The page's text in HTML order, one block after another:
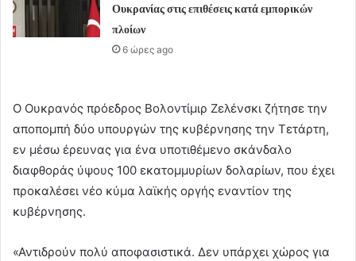
Ουκρανίας στις επιθέσεις κατά εμπορικών
πλοίων
6 ώρες ago
Ο Ουκρανός πρόεδρος Βολοντίμιρ Ζελένσκι ζήτησε την
αποπομπή δύο υπουργών της κυβέρνησης την Τετάρτη,
εν μέσω έρευνας για ένα υποτιθέμενο σκάνδαλο
διαφθοράς ύψους 100 εκατομμυρίων δολαρίων, που έχει
προκαλέσει νέο κύμα λαϊκής οργής εναντίον της
κυβέρνησης.
«Αντιδρούν πολύ αποφασιστικά. Δεν υπάρχει χώρος για